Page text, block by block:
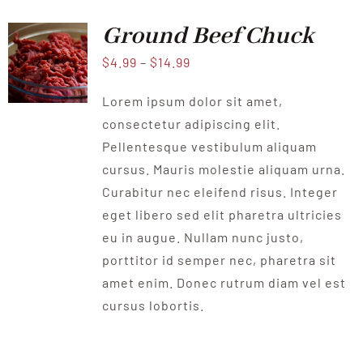
Ground Beef Chuck
$4.99 – $14.99
Lorem ipsum dolor sit amet,
consectetur adipiscing elit.
Pellentesque vestibulum aliquam
cursus. Mauris molestie aliquam urna.
Curabitur nec eleifend risus. Integer
eget libero sed elit pharetra ultricies
eu in augue. Nullam nunc justo,
porttitor id semper nec, pharetra sit
amet enim. Donec rutrum diam vel est
cursus lobortis.